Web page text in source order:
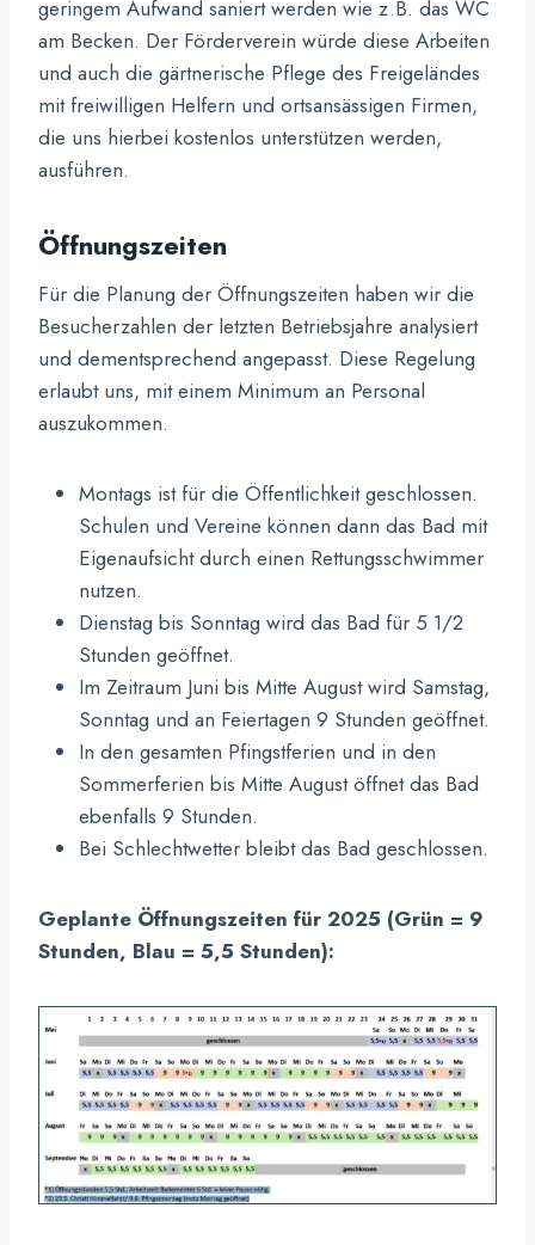
geringem Aufwand saniert werden wie z.B. das WC
am Becken. Der Förderverein würde diese Arbeiten
und auch die gärtnerische Pflege des Freigeländes
mit freiwilligen Helfern und ortsansässigen Firmen,
die uns hierbei kostenlos unterstützen werden,
ausführen.
Öffnungszeiten
Für die Planung der Öffnungszeiten haben wir die
Besucherzahlen der letzten Betriebsjahre analysiert
und dementsprechend angepasst. Diese Regelung
erlaubt uns, mit einem Minimum an Personal
auszukommen.
Montags ist für die Öffentlichkeit geschlossen.
Schulen und Vereine können dann das Bad mit
Eigenaufsicht durch einen Rettungsschwimmer
nutzen.
Dienstag bis Sonntag wird das Bad für 5 1/2
Stunden geöffnet.
Im Zeitraum Juni bis Mitte August wird Samstag,
Sonntag und an Feiertagen 9 Stunden geöffnet.
In den gesamten Pfingstferien und in den
Sommerferien bis Mitte August öffnet das Bad
ebenfalls 9 Stunden.
Bei Schlechtwetter bleibt das Bad geschlossen.
Geplante Öffnungszeiten für 2025 (Grün = 9
Stunden, Blau = 5,5 Stunden):